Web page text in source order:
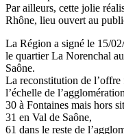
Par ailleurs, cette jolie
Rhône, lieu ouvert au
La Région a signé le 15/
le quartier La Norenchal
Saône.
La reconstitution de
l’échelle de
30 à Fontaines mais hors
31 en Val de Saône,
61 dans le reste de